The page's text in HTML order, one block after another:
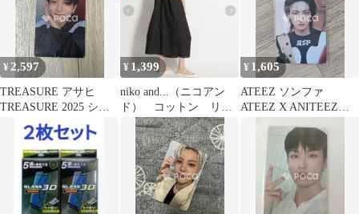
¥ 2,597
TREASURE アサヒ
TREASURE 2025 シー
¥ 1,399
niko and...（ニコアン
ド） コットン リネ
ン ノースリーブ ワ
ンピース
¥ 1,605
ATEEZ ソンファ
ATEEZ X ANITEEZ
ANITEEZ IN
TREASURE ランダム
トレカ